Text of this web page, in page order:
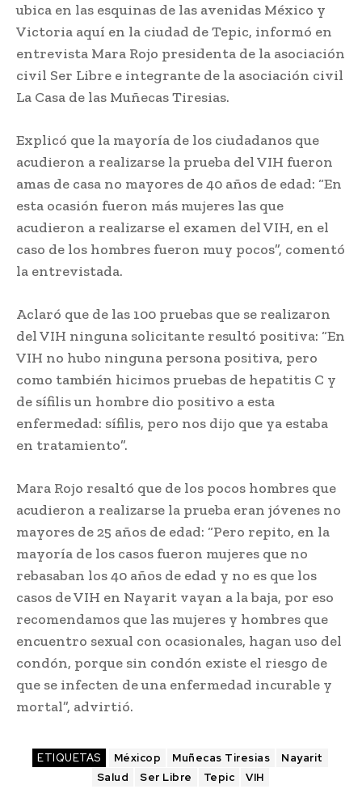
ubica en las esquinas de las avenidas México y
Victoria aquí en la ciudad de Tepic, informó en
entrevista Mara Rojo presidenta de la asociación
civil Ser Libre e integrante de la asociación civil
La Casa de las Muñecas Tiresias.
Explicó que la mayoría de los ciudadanos que
acudieron a realizarse la prueba del VIH fueron
amas de casa no mayores de 40 años de edad: “En
esta ocasión fueron más mujeres las que
acudieron a realizarse el examen del VIH, en el
caso de los hombres fueron muy pocos”, comentó
la entrevistada.
Aclaró que de las 100 pruebas que se realizaron
del VIH ninguna solicitante resultó positiva: “En
VIH no hubo ninguna persona positiva, pero
como también hicimos pruebas de hepatitis C y
de sífilis un hombre dio positivo a esta
enfermedad: sífilis, pero nos dijo que ya estaba
en tratamiento”.
Mara Rojo resaltó que de los pocos hombres que
acudieron a realizarse la prueba eran jóvenes no
mayores de 25 años de edad: “Pero repito, en la
mayoría de los casos fueron mujeres que no
rebasaban los 40 años de edad y no es que los
casos de VIH en Nayarit vayan a la baja, por eso
recomendamos que las mujeres y hombres que
encuentro sexual con ocasionales, hagan uso del
condón, porque sin condón existe el riesgo de
que se infecten de una enfermedad incurable y
mortal”, advirtió.
ETIQUETAS Méxicop Muñecas Tiresias
Nayarit
Salud
Ser Libre Tepic VIH